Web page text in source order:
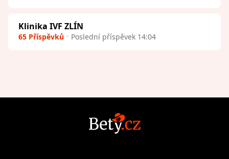
Klinika IVF ZLÍN
65 Příspěvků Poslední příspěvek 14:04